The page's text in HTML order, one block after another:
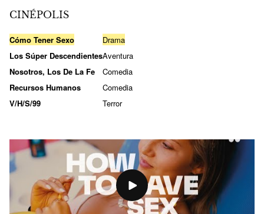
CINÉPOLIS
Cómo Tener Sexo
Drama
Los Súper DescendientesAventura
Nosotros, Los De La Fe
Comedia
Recursos Humanos
Comedia
V/H/S/99
Terror